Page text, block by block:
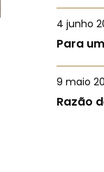
4 junho
Para
9 maio
Razão